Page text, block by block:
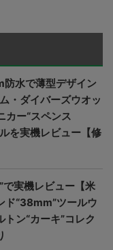
水で薄型デザイン
ム・ダイバーズウオッ
カー“スペンス
を実機レビュー【修
で実機レビュー【米
ド“38mm”ツールウ
トン“カーキ”コレク